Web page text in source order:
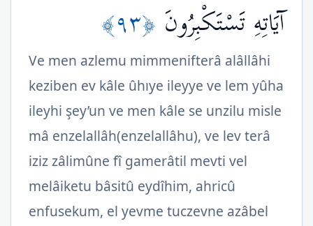
آيَاتِهِ تَسْتَكْبِرُونَ ﴿٩٣﴾
Ve men azlemu mimmenifterâ alâllâhi
keziben ev kâle ûhıye ileyye ve lem yûha
ileyhi şey’un ve men kâle se unzilu misle
mâ enzelallâh(enzelallâhu), ve lev terâ
iziz zâlimûne fî gamerâtil mevti vel
melâiketu bâsitû eydîhim, ahricû
enfusekum, el yevme tuczevne azâbel